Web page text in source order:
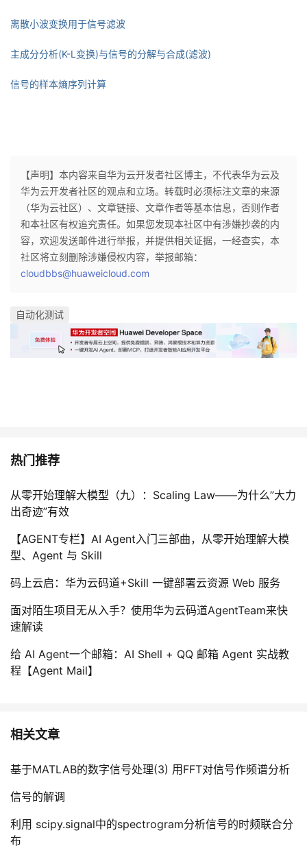
离散小波变换用于信号滤波
主成分分析(K-L变换)与信号的分解与合成(滤波)
信号的样本熵序列计算
【声明】本内容来自华为云开发者社区博主，不代表华为云及
华为云开发者社区的观点和立场。转载时必须标注文章的来源
（华为云社区）、文章链接、文章作者等基本信息，否则作者
和本社区有权追究责任。如果您发现本社区中有涉嫌抄袭的内
容，欢迎发送邮件进行举报，并提供相关证据，一经查实，本
社区将立刻删除涉嫌侵权内容，举报邮箱：
cloudbbs@huaweicloud.com
自动化测试
热门推荐
从零开始理解大模型（九）：Scaling Law——为什么”大力
出奇迹”有效
【AGENT专栏】AI Agent入门三部曲，从零开始理解大模
型、Agent 与 Skill
码上云启：华为云码道+Skill 一键部署云资源 Web 服务
面对陌生项目无从入手？使用华为云码道AgentTeam来快
速解读
给 AI Agent一个邮箱：AI Shell + QQ 邮箱 Agent 实战教
程【Agent Mail】
相关文章
基于MATLAB的数字信号处理(3) 用FFT对信号作频谱分析
信号的解调
利用 scipy.signal中的spectrogram分析信号的时频联合分
布